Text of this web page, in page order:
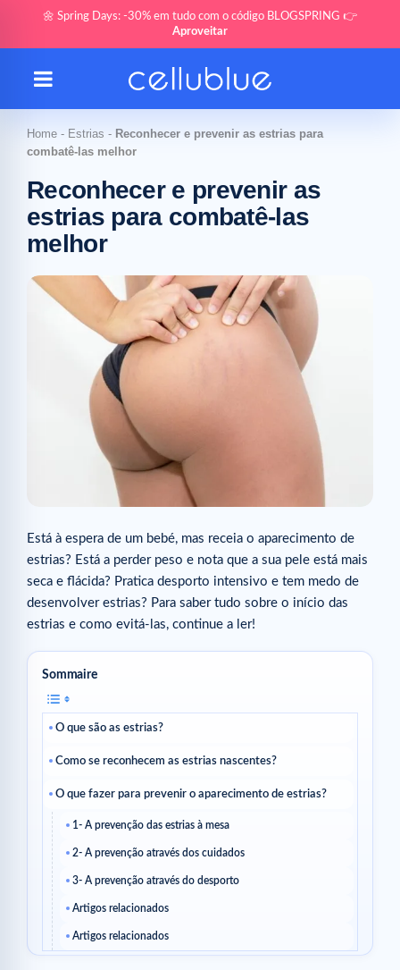
🌼 Spring Days: -30% em tudo com o código BLOGSPRING 👉
Aproveitar
Home - Estrias - Reconhecer e prevenir as estrias para
combatê-las melhor
Reconhecer e prevenir as
estrias para combatê-las
melhor
Está à espera de um bebé, mas receia o aparecimento de
estrias? Está a perder peso e nota que a sua pele está mais
seca e flácida? Pratica desporto intensivo e tem medo de
desenvolver estrias? Para saber tudo sobre o início das
estrias e como evitá-las, continue a ler!
Sommaire
O que são as estrias?
Como se reconhecem as estrias nascentes?
O que fazer para prevenir o aparecimento de estrias?
1- A prevenção das estrias à mesa
2- A prevenção através dos cuidados
3- A prevenção através do desporto
Artigos relacionados
Artigos relacionados